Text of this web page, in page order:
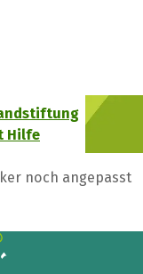
Hilfe
noch angepasst
zu sammeln!
Messenger